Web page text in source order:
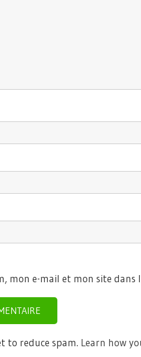
mon e-mail et mon site
to reduce spam. Learn how